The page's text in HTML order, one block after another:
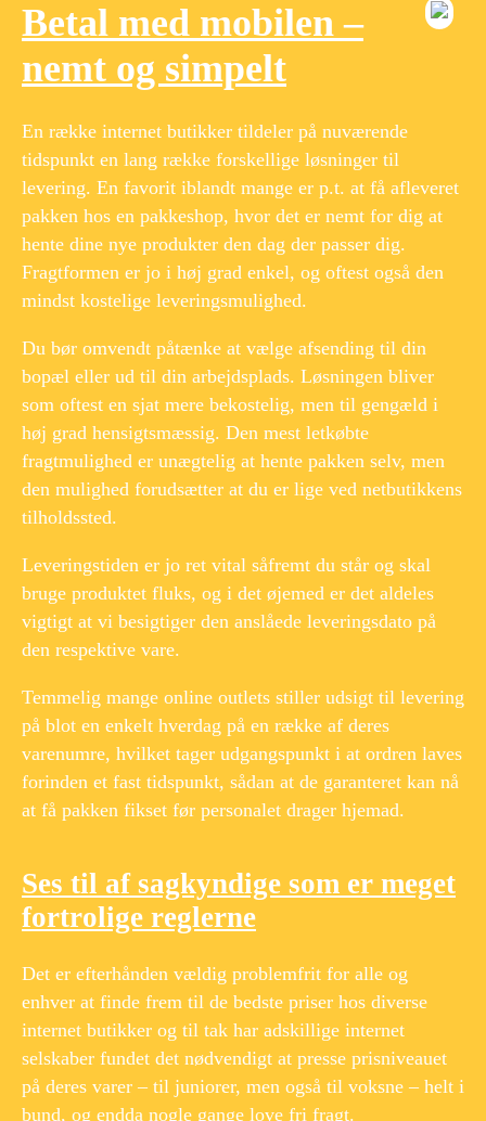
Betal med mobilen –
nemt og simpelt
En række internet butikker tildeler på nuværende
tidspunkt en lang række forskellige løsninger til
levering. En favorit iblandt mange er p.t. at få afleveret
pakken hos en pakkeshop, hvor det er nemt for dig at
hente dine nye produkter den dag der passer dig.
Fragtformen er jo i høj grad enkel, og oftest også den
mindst kostelige leveringsmulighed.
Du bør omvendt påtænke at vælge afsending til din
bopæl eller ud til din arbejdsplads. Løsningen bliver
som oftest en sjat mere bekostelig, men til gengæld i
høj grad hensigtsmæssig. Den mest letkøbte
fragtmulighed er unægtelig at hente pakken selv, men
den mulighed forudsætter at du er lige ved netbutikkens
tilholdssted.
Leveringstiden er jo ret vital såfremt du står og skal
bruge produktet fluks, og i det øjemed er det aldeles
vigtigt at vi besigtiger den anslåede leveringsdato på
den respektive vare.
Temmelig mange online outlets stiller udsigt til levering
på blot en enkelt hverdag på en række af deres
varenumre, hvilket tager udgangspunkt i at ordren laves
forinden et fast tidspunkt, sådan at de garanteret kan nå
at få pakken fikset før personalet drager hjemad.
Ses til af sagkyndige som er meget
fortrolige reglerne
Det er efterhånden vældig problemfrit for alle og
enhver at finde frem til de bedste priser hos diverse
internet butikker og til tak har adskillige internet
selskaber fundet det nødvendigt at presse prisniveauet
på deres varer – til juniorer, men også til voksne – helt i
bund, og endda nogle gange love fri fragt.